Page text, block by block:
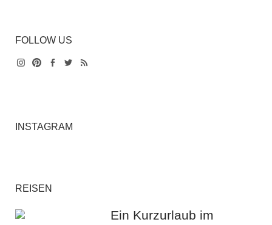
FOLLOW US
INSTAGRAM
REISEN
Ein Kurzurlaub im